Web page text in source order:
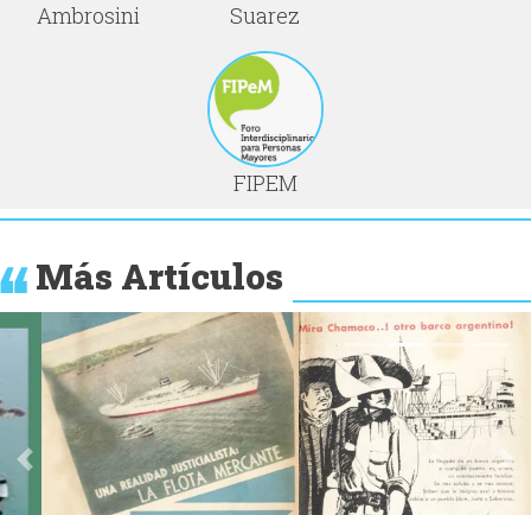
Ambrosini
Suarez
FIPEM
Más Artículos
Anterior